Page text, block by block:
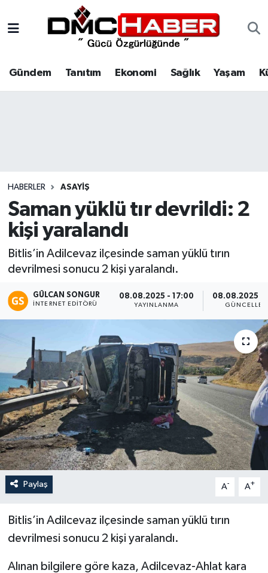
Gündem Tanıtım Ekonomi Sağlık Yaşam
HABERLER ASAYIŞ
Saman yüklü tır devrildi: 2
kişi yaralandı
Bitlis’in Adilcevaz ilçesinde saman yüklü tırın
devrilmesi sonucu 2 kişi yaralandı.
GÜLCAN SONGUR
İNTERNET EDITÖRÜ
08.08.2025 - 17:00
YAYINLANMA
08.08.2025 -
Paylaş A- A+
Bitlis’in Adilcevaz ilçesinde saman yüklü tırın
devrilmesi sonucu 2 kişi yaralandı.
Alınan bilgilere göre kaza, Adilcevaz-Ahlat kara
Tanıtım
Spor
Siyaset
Eğitim
Teknoloji
Asayiş
Resmi İlan
Nöbetçi Eczaneler
Hava Durumu
Haber Arşivi